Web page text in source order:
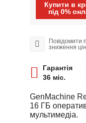
Купити в
під 0%
Повідомити
зниження
Гарантія
36 міс.
GenMachine
16 ГБ
мультимедіа.